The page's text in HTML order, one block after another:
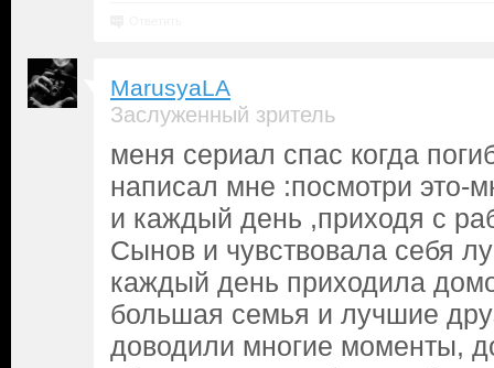
MarusyaLA
Заслуженный зритель
меня сериал спас когда
написал мне :посмотри это-
и каждый день ,приходя с
Сынов и чувствовала себя
каждый день приходила
большая семья и лучшие
доводили многие моменты,